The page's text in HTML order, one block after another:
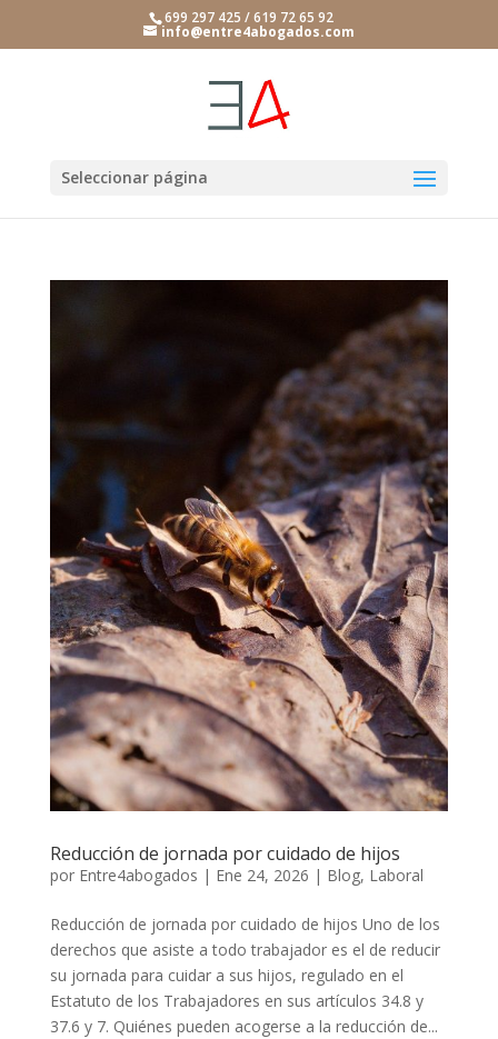
699 297 425 / 619 72 65 92
info@entre4abogados.com
Seleccionar página
Reducción de jornada por cuidado de hijos
por Entre4abogados | Ene 24, 2026 | Blog, Laboral
Reducción de jornada por cuidado de hijos Uno de los
derechos que asiste a todo trabajador es el de reducir
su jornada para cuidar a sus hijos, regulado en el
Estatuto de los Trabajadores en sus artículos 34.8 y
37.6 y 7. Quiénes pueden acogerse a la reducción de...